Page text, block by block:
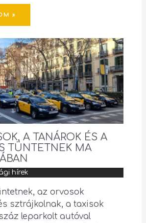
»
A TANÁROK ÉS A
TÜNTETNEK MA
hírek
az orvosok
sztrájkolnak, a taxisok
leparkolt autóval